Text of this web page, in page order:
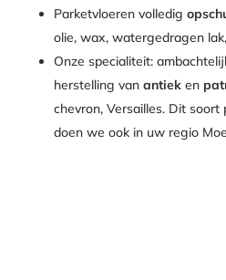
Parketvloeren volledig
olie, wax, watergedragen
Onze specialiteit:
herstelling vanantiek en
chevron, Versailles. Dit
doen we ook in uw regio